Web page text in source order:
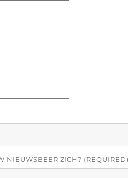
NIEUWSBEER ZICH? (REQUIRED)